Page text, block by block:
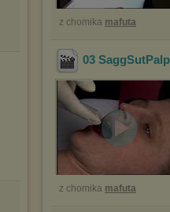
z chomika mafuta
03 SaggSutPalp
z chomika mafuta